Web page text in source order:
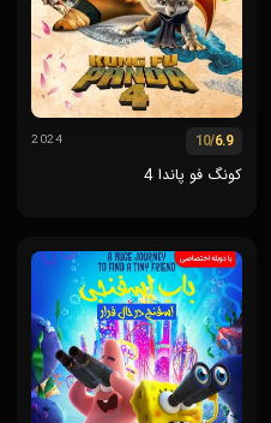
6.9
/10
2024
کونگ فو پاندا 4